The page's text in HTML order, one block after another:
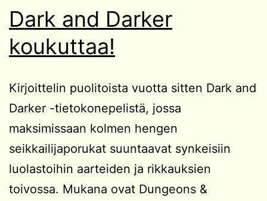
Dark and Darker
koukuttaa!
Kirjoittelin puolitoista vuotta sitten Dark and
Darker -tietokonepelistä, jossa
maksimissaan kolmen hengen
seikkailijaporukat suuntaavat synkeisiin
luolastoihin aarteiden ja rikkauksien
toivossa. Mukana ovat Dungeons &